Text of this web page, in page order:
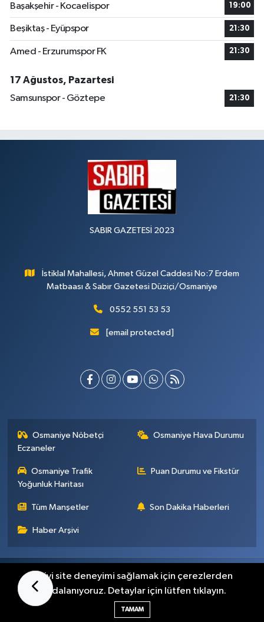
Başakşehir - Kocaelispor
19:00
Beşiktaş - Eyüpspor 21:30
Amed - Erzurumspor FK 21:30
17 Ağustos, Pazartesi
Samsunspor - Göztepe
21:30
SABIR GAZETESİ 2023
İstiklal Mahallesi, Ahmet Güzel Caddesi No:7 Erdem
Matbaası & Sabır Gazetesi Düziçi/Osmaniye
0552 551 53 53
[email protected]
Osmaniye Nöbetçi
Eczaneler
Osmaniye Hava Durumu
Osmaniye Trafik
Yoğunluk Haritası
Puan Durumu ve Fikstür
Tüm Manşetler Son Dakika Haberleri
Haber Arşivi
Künye İletişim Gizlilik Sözleşmesi
Haber Yazılımı:
En iyi site deneyimi sağlamak için çerezlerden
faydalanıyoruz. Detaylar için lütfen tıklayın.
TAMAM